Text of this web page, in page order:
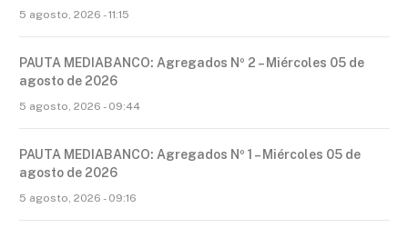
5 agosto, 2026 - 11:15
PAUTA MEDIABANCO: Agregados Nº 2 – Miércoles 05 de
agosto de 2026
5 agosto, 2026 - 09:44
PAUTA MEDIABANCO: Agregados Nº 1 – Miércoles 05 de
agosto de 2026
5 agosto, 2026 - 09:16